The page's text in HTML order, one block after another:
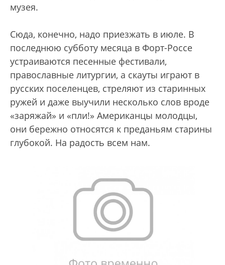
музея.
Сюда, конечно, надо приезжать в июле. В
последнюю субботу месяца в Форт-Россе
устраиваются песенные фестивали,
православные литургии, а скауты играют в
русских поселенцев, стреляют из старинных
ружей и даже выучили несколько слов вроде
«заряжай» и «пли!» Американцы молодцы,
они бережно относятся к преданьям старины
глубокой. На радость всем нам.